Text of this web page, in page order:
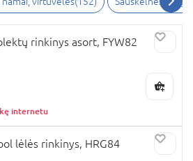
rinkinys asort, FYW82
internetu
lėlės rinkinys, HRG84